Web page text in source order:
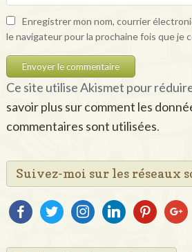
Enregistrer mon nom, courrier
le navigateur pour la prochaine fois que je
Ce site utilise Akismet pour
savoir plus sur comment les
commentaires sont utilisées.
Suivez-moi sur les réseaux
facebooktwitterinstagram
linkedinpinterest